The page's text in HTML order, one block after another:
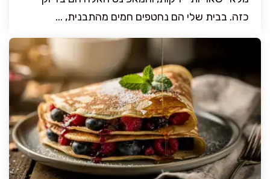
כזה. בבית שלי הם נחטפים חמים מהתבנית, ...